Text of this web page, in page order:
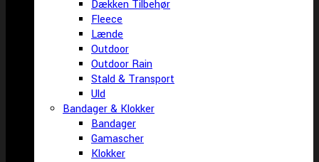
Dækken Tilbehør
Fleece
Lænde
Outdoor
Outdoor Rain
Stald & Transport
Uld
Bandager & Klokker
Bandager
Gamascher
Klokker